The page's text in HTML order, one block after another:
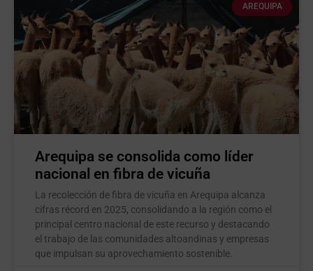
AREQUIPA
Arequipa se consolida como líder
nacional en fibra de vicuña
La recolección de fibra de vicuña en Arequipa alcanza
cifras récord en 2025, consolidando a la región como el
principal centro nacional de este recurso y destacando
el trabajo de las comunidades altoandinas y empresas
que impulsan su aprovechamiento sostenible.